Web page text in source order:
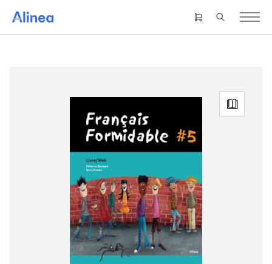
hovedindhold
Header
right